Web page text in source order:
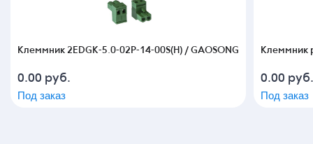
Клеммник 2EDGK-5.0-02P-14-00S(H) / GAOSONG
0.00 руб.
Под заказ
Клеммник
0.00
Под заказ